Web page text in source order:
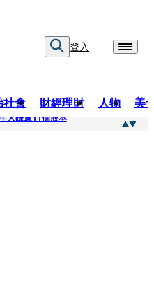
登入
社會 財經理財 人物 美
大賺逾11個股本